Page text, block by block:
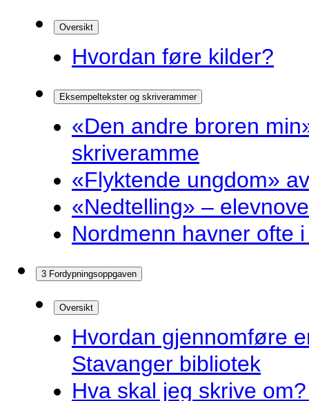
Oversikt
Hvordan føre kilder?
Eksempeltekster og skriverammer
«Den andre broren
skriveramme
«Flyktende ungdom»
«Nedtelling» –
Nordmenn havner ofte
3 Fordypningsoppgaven
Oversikt
Hvordan gjennomføre
Stavanger bibliotek
Hva skal jeg skrive